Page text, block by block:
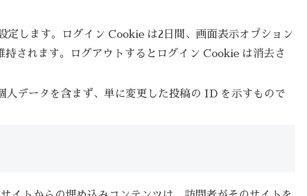
します。ログイン Cookie は2日間、画面表示オプション
されます。ログアウトするとログイン Cookie は消去さ
データを含まず、単に変更した投稿の ID を示すもので